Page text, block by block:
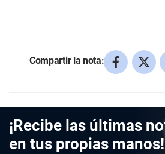
Compartir la nota:
¡Recibe las últimas
en tus propias manos!